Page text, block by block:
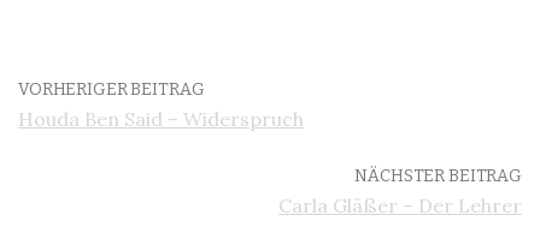
VORHERIGER BEITRAG
Houda Ben Said – Widerspruch
NÄCHSTER BEITRAG
Carla Gläßer – Der Lehrer